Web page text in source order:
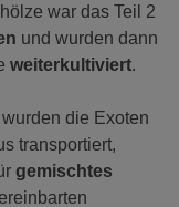
war das Teil 2
und wurden dann
weiterkultiviert.
wurden die Exoten
transportiert,
gemischtes